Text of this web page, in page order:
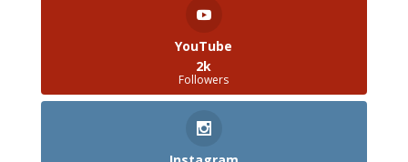
YouTube
2k
Followers